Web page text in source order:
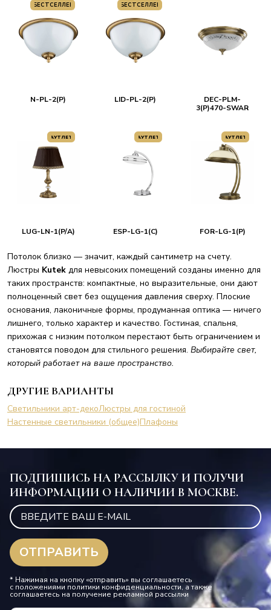
БЕСТСЕЛЛЕР
N-PL-2(P)
БЕСТСЕЛЛЕР
LID-PL-2(P)
DEC-PLM-
3(P)470-SWAR
АУТЛЕТ
LUG-LN-1(P/A)
АУТЛЕТ
ESP-LG-1(C)
АУТЛЕТ
FOR-LG-1(P)
Потолок близко — значит, каждый сантиметр на счету.
Люстры Kutek для невысоких помещений созданы именно для
таких пространств: компактные, но выразительные, они дают
полноценный свет без ощущения давления сверху. Плоские
основания, лаконичные формы, продуманная оптика — ничего
лишнего, только характер и качество. Гостиная, спальня,
прихожая с низким потолком перестают быть ограничением и
становятся поводом для стильного решения. Выбирайте свет,
который работает на ваше пространство.
ДРУГИЕ ВАРИАНТЫ
Светильники арт-декоЛюстры для гостиной
Настенные светильники (общее)Плафоны
ПОДПИШИСЬ НА РАССЫЛКУ И ПОЛУЧИ
ИНФОРМАЦИИ О НАЛИЧИИ В МОСКВЕ.
* Нажимая на кнопку «отправить» вы соглашаетесь
с положениями политики конфиденциальности, а также
соглашаетесь на получение рекламной рассылки